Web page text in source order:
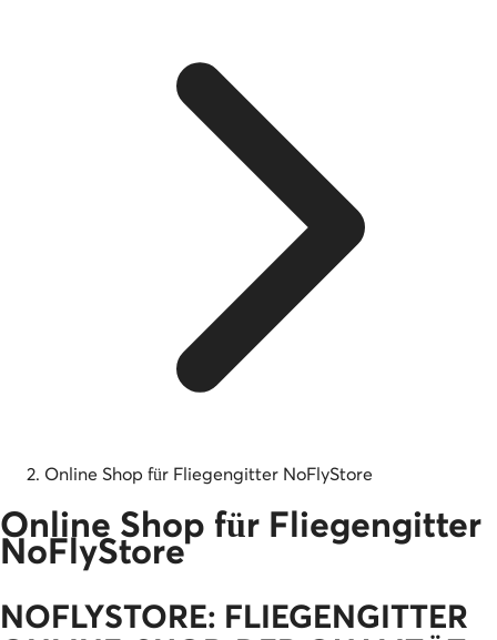
Online Shop für Fliegengitter NoFlyStore
Online Shop für Fliegengitter
NoFlyStore
NOFLYSTORE: FLIEGENGITTER